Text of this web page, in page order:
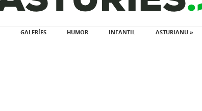
GALERÍES HUMOR INFANTIL ASTURIANU »